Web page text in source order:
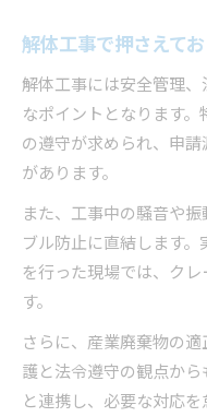
解体工事で押さえて
解体工事には安全管理
なポイントとなります
の遵守が求められ、申
があります。
また、工事中の騒音や
ブル防止に直結します
を行った現場では、ク
す。
さらに、産業廃棄物の
護と法令遵守の観点か
と連携し、必要な対応